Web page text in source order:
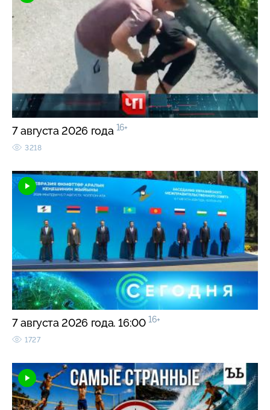
7 августа 2026 года 16+
3218
7 августа 2026 года. 16:00 16+
1727